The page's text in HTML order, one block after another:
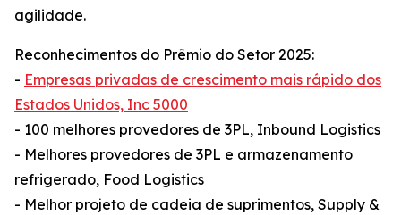
agilidade.
Reconhecimentos do Prêmio do Setor 2025:
- Empresas privadas de crescimento mais rápido dos
Estados Unidos, Inc 5000
- 100 melhores provedores de 3PL, Inbound Logistics
- Melhores provedores de 3PL e armazenamento
refrigerado, Food Logistics
- Melhor projeto de cadeia de suprimentos, Supply &